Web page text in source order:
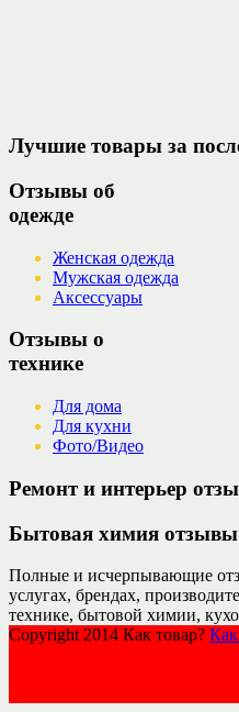
Лучшие товары за
Отзывы об
одежде
Женская одежда
Мужская одежда
Аксессуары
Отзывы о
технике
Для дома
Для кухни
Фото/Видео
Ремонт и интерьер
Бытовая химия отзывы
Полные и исчерпывающие
услугах, брендах,
технике, бытовой химии,
Copyright 2014 Как товар? Как